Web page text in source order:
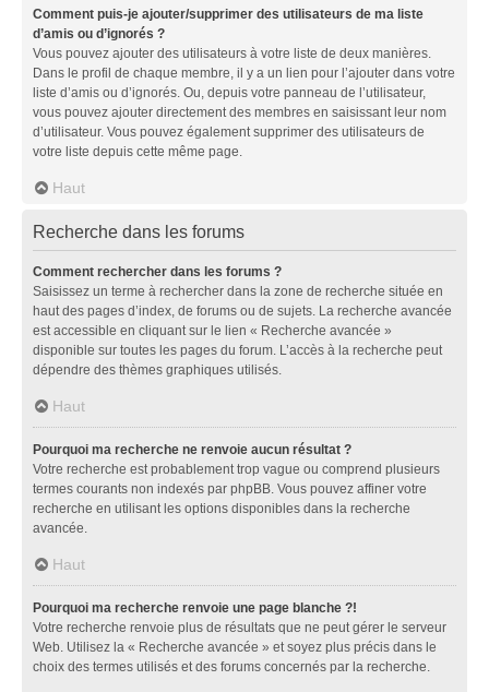
Comment puis-je ajouter/supprimer des utilisateurs de ma liste
d’amis ou d’ignorés ?
Vous pouvez ajouter des utilisateurs à votre liste de deux manières.
Dans le profil de chaque membre, il y a un lien pour l’ajouter dans votre
liste d’amis ou d’ignorés. Ou, depuis votre panneau de l’utilisateur,
vous pouvez ajouter directement des membres en saisissant leur nom
d’utilisateur. Vous pouvez également supprimer des utilisateurs de
votre liste depuis cette même page.
Haut
Recherche dans les forums
Comment rechercher dans les forums ?
Saisissez un terme à rechercher dans la zone de recherche située en
haut des pages d’index, de forums ou de sujets. La recherche avancée
est accessible en cliquant sur le lien « Recherche avancée »
disponible sur toutes les pages du forum. L’accès à la recherche peut
dépendre des thèmes graphiques utilisés.
Haut
Pourquoi ma recherche ne renvoie aucun résultat ?
Votre recherche est probablement trop vague ou comprend plusieurs
termes courants non indexés par phpBB. Vous pouvez affiner votre
recherche en utilisant les options disponibles dans la recherche
avancée.
Haut
Pourquoi ma recherche renvoie une page blanche ?!
Votre recherche renvoie plus de résultats que ne peut gérer le serveur
Web. Utilisez la « Recherche avancée » et soyez plus précis dans le
choix des termes utilisés et des forums concernés par la recherche.